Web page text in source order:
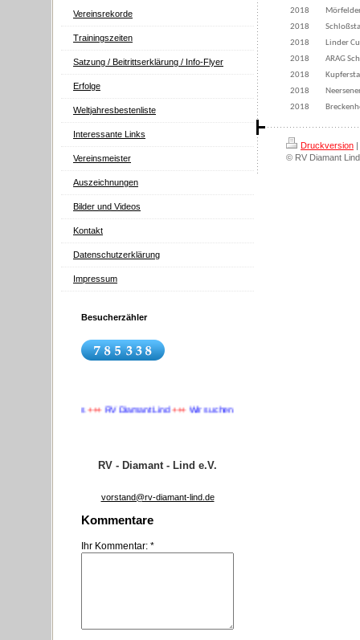
Vereinsrekorde
Trainingszeiten
Satzung / Beitrittserklärung / Info-Flyer
Erfolge
Weltjahresbestenliste
Interessante Links
Vereinsmeister
Auszeichnungen
Bilder und Videos
Kontakt
Datenschutzerklärung
Impressum
Besucherzähler
RV Diamant Lind+++Wir suchen Nachwuchs
RV - Diamant - Lind e.V.
vorstand@rv-diamant-lind.de
Kommentare
Ihr Kommentar: *
2018
2018
2018
Linder
2018
ARAG
2018
2018
2018
Druckversion |
© RV Diamant